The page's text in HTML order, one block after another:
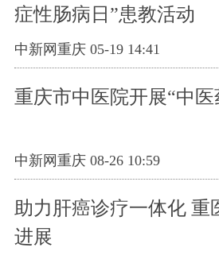
症性肠病日”患教活动
中新网重庆 05-19 14:41
重庆市中医院开展“中
中新网重庆 08-26 10:59
助力肝癌诊疗一体化 重
进展